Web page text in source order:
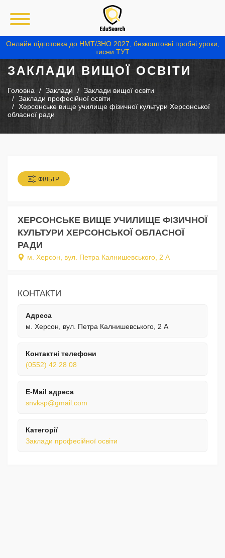
Онлайн підготовка до НМТ/ЗНО 2027, безкоштовні пробні уроки,
тисни ТУТ
ЗАКЛАДИ ВИЩОЇ ОСВІТИ
Головна Заклади
Заклади вищої освіти
Заклади професійної освіти
Херсонське вище училище фізичної культури Херсонської
обласної ради
ФІЛЬТР
ХЕРСОНСЬКЕ ВИЩЕ УЧИЛИЩЕ ФІЗИЧНОЇ
КУЛЬТУРИ ХЕРСОНСЬКОЇ ОБЛАСНОЇ
РАДИ
м. Херсон, вул. Петра Калнишевського, 2 А
КОНТАКТИ
Адреса
м. Херсон, вул. Петра Калнишевського, 2 А
Контактні телефони
(0552) 42 28 08
E-Mail адреса
snvksp@gmail.com
Категорії
Заклади професійної освіти